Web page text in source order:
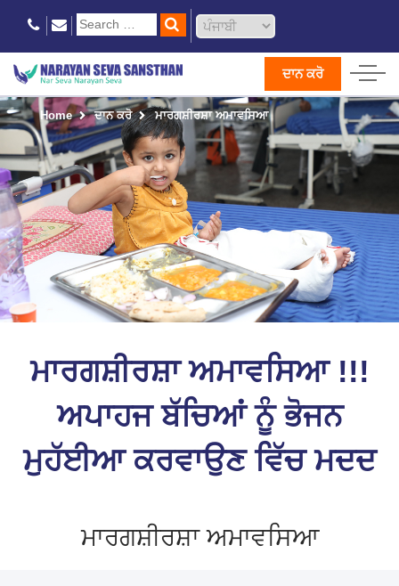
ਦਾਨ ਕਰੋ
Home ਦਾਨ ਕਰੋ ਮਾਰਗਸ਼ੀਰਸ਼ਾ ਅਮਾਵਸਿਆ
ਮਾਰਗਸ਼ੀਰਸ਼ਾ ਅਮਾਵਸਿਆ !!!
ਅਪਾਹਜ ਬੱਚਿਆਂ ਨੂੰ ਭੋਜਨ
ਮੁਹੱਈਆ ਕਰਵਾਉਣ ਵਿੱਚ ਮਦਦ
ਮਾਰਗਸ਼ੀਰਸ਼ਾ ਅਮਾਵਸਿਆ